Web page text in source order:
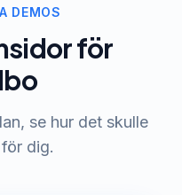
DEMOS
för
se hur det skulle
dig.